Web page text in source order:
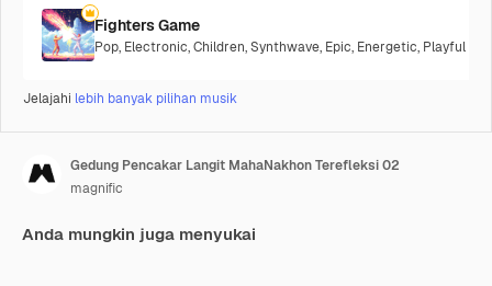
Fighters Game
Pop, Electronic,Children,Synthwave, Epic, Energetic, Playful
Jelajahi lebih banyak pilihan musik
Gedung Pencakar Langit MahaNakhon Terefleksi 02
magnific
Anda mungkin juga menyukai